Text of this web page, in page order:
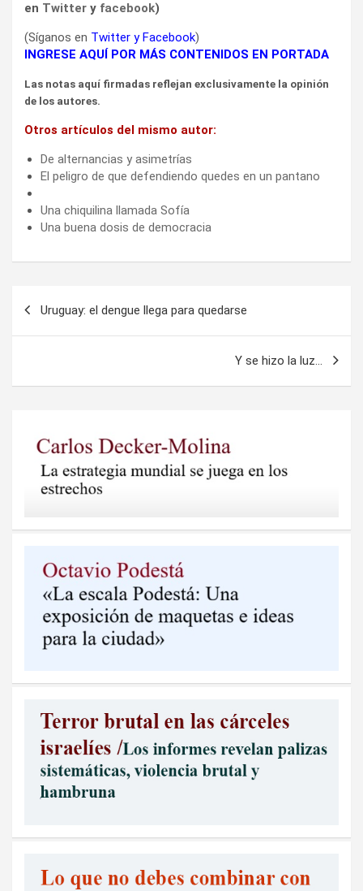
en Twitter y facebook)
(Síganos en Twitter yFacebook)
INGRESE AQUÍ POR MÁS CONTENIDOS EN PORTADA
Las notas aquí firmadas reflejan exclusivamente la opinión
de los autores.
Otros artículos del mismo autor:
De alternancias y asimetrías
El peligro de que defendiendo quedes en un pantano
Una chiquilina llamada Sofía
Una buena dosis de democracia
Uruguay: el dengue llega para quedarse
Y se hizo la luz…